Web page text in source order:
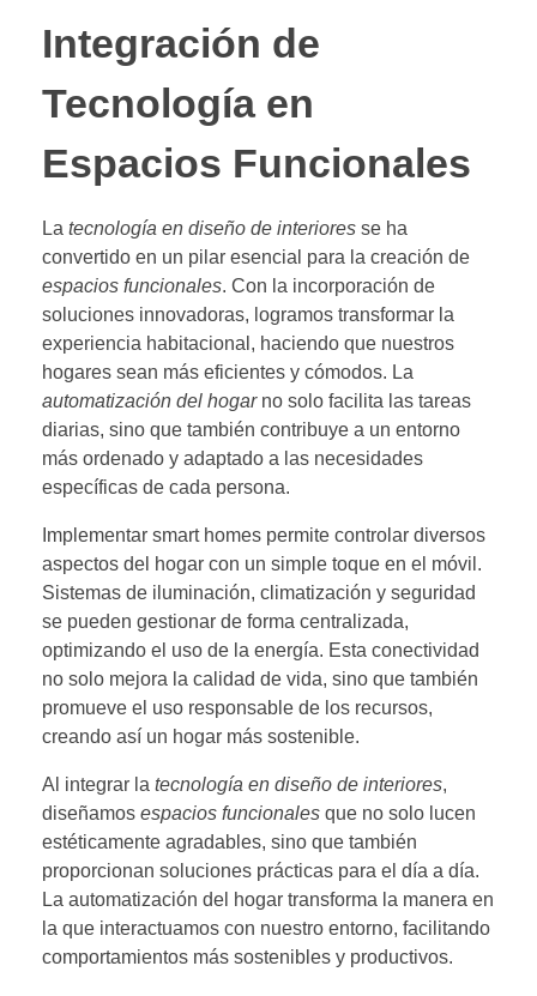
Integración de
Tecnología en
Espacios Funcionales
La tecnología en diseño de interiores se ha
convertido en un pilar esencial para la creación de
espacios funcionales. Con la incorporación de
soluciones innovadoras, logramos transformar la
experiencia habitacional, haciendo que nuestros
hogares sean más eficientes y cómodos. La
automatización del hogarno solo facilita las tareas
diarias, sino que también contribuye a un entorno
más ordenado y adaptado a las necesidades
específicas de cada persona.
Implementar smart homes permite controlar diversos
aspectos del hogar con un simple toque en el móvil.
Sistemas de iluminación, climatización y seguridad
se pueden gestionar de forma centralizada,
optimizando el uso de la energía. Esta conectividad
no solo mejora la calidad de vida, sino que también
promueve el uso responsable de los recursos,
creando así un hogar más sostenible.
Al integrar la tecnología en diseño de interiores,
diseñamos espacios funcionales que no solo lucen
estéticamente agradables, sino que también
proporcionan soluciones prácticas para el día a día.
La automatización del hogar transforma la manera en
la que interactuamos con nuestro entorno, facilitando
comportamientos más sostenibles y productivos.